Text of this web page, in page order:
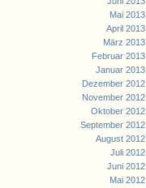
Mai 2013
April 2013
März 2013
Februar 2013
Januar 2013
Dezember 2012
November 2012
Oktober 2012
September 2012
August 2012
Juli 2012
Juni 2012
Mai 2012